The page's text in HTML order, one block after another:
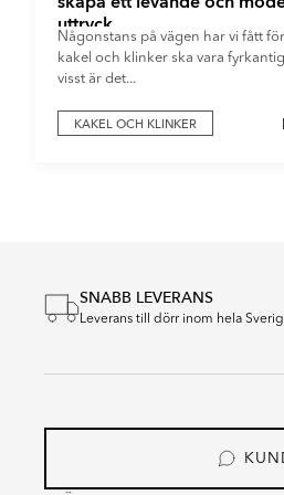
uttryck
Någonstans på vägen har vi fått
kakel och klinker ska vara
visst är det...
KAKEL OCH KLINKER
SNABB LEVERANS
Leverans till dörr inom hela